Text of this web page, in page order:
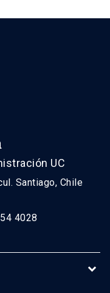
UC
Santiago, Chile
4028